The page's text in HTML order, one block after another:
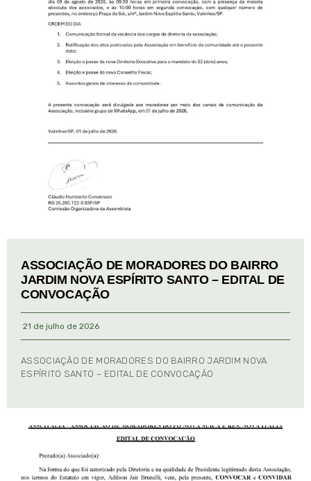
ASSOCIAÇÃO DE MORADORES DO BAIRRO
JARDIM NOVA ESPÍRITO SANTO – EDITAL DE
CONVOCAÇÃO
21 de julho de 2026
ASSOCIAÇÃO DE MORADORES DO BAIRRO JARDIM NOVA
ESPÍRITO SANTO – EDITAL DE CONVOCAÇÃO